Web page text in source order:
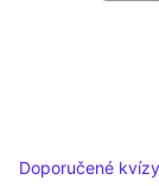
Doporučené